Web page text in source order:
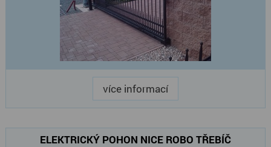
více informací
ELEKTRICKÝ POHON NICE ROBO TŘEBÍČ